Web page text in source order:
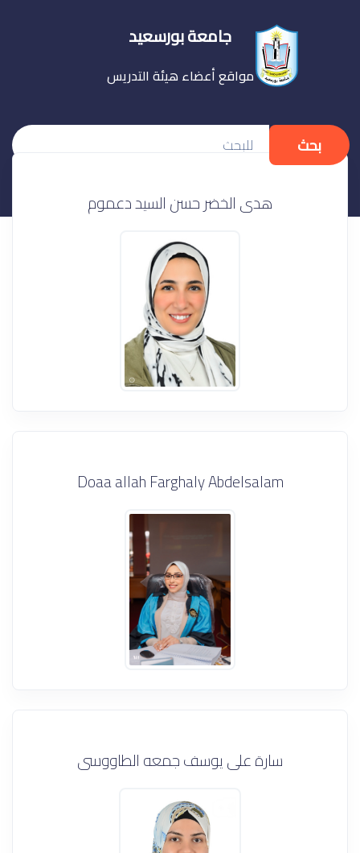
جامعة بورسعيد
مواقع أعضاء هيئة التدريس
بحث
هدى الخضر حسن السيد دعموم
Doaa allah Farghaly Abdelsalam
سارة على يوسف جمعه الطاووسى